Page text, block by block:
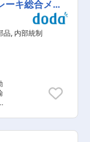
キ総合メー
品, 内部統制